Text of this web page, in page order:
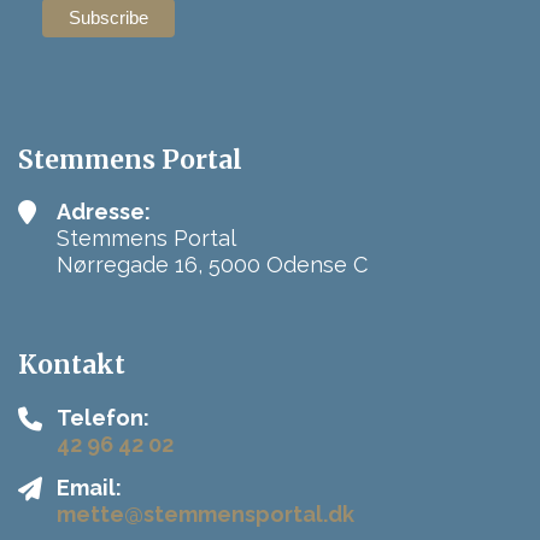
Stemmens Portal
Adresse:
Stemmens Portal
Nørregade 16, 5000 Odense C
Kontakt
Telefon:
42 96 42 02
Email:
mette@stemmensportal.dk